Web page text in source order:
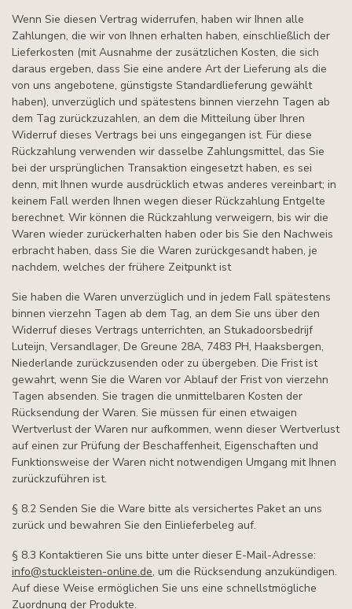
Wenn Sie diesen Vertrag widerrufen, haben wir Ihnen alle
Zahlungen, die wir von Ihnen erhalten haben, einschließlich der
Lieferkosten (mit Ausnahme der zusätzlichen Kosten, die sich
daraus ergeben, dass Sie eine andere Art der Lieferung als die
von uns angebotene, günstigste Standardlieferung gewählt
haben), unverzüglich und spätestens binnen vierzehn Tagen ab
dem Tag zurückzuzahlen, an dem die Mitteilung über Ihren
Widerruf dieses Vertrags bei uns eingegangen ist. Für diese
Rückzahlung verwenden wir dasselbe Zahlungsmittel, das Sie
bei der ursprünglichen Transaktion eingesetzt haben, es sei
denn, mit Ihnen wurde ausdrücklich etwas anderes vereinbart; in
keinem Fall werden Ihnen wegen dieser Rückzahlung Entgelte
berechnet. Wir können die Rückzahlung verweigern, bis wir die
Waren wieder zurückerhalten haben oder bis Sie den Nachweis
erbracht haben, dass Sie die Waren zurückgesandt haben, je
nachdem, welches der frühere Zeitpunkt ist
Sie haben die Waren unverzüglich und in jedem Fall spätestens
binnen vierzehn Tagen ab dem Tag, an dem Sie uns über den
Widerruf dieses Vertrags unterrichten, an Stukadoorsbedrijf
Luteijn, Versandlager, De Greune 28A, 7483 PH, Haaksbergen,
Niederlande zurückzusenden oder zu übergeben. Die Frist ist
gewahrt, wenn Sie die Waren vor Ablauf der Frist von vierzehn
Tagen absenden. Sie tragen die unmittelbaren Kosten der
Rücksendung der Waren. Sie müssen für einen etwaigen
Wertverlust der Waren nur aufkommen, wenn dieser Wertverlust
auf einen zur Prüfung der Beschaffenheit, Eigenschaften und
Funktionsweise der Waren nicht notwendigen Umgang mit Ihnen
zurückzuführen ist.
§ 8.2 Senden Sie die Ware bitte als versichertes Paket an uns
zurück und bewahren Sie den Einlieferbeleg auf.
§ 8.3 Kontaktieren Sie uns bitte unter dieser E-Mail-Adresse:
info@stuckleisten-online.de, um die Rücksendung anzukündigen.
Auf diese Weise ermöglichen Sie uns eine schnellstmögliche
Zuordnung der Produkte.